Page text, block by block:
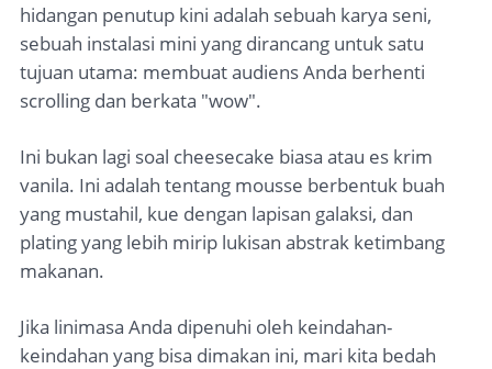
hidangan penutup kini adalah sebuah karya seni,
sebuah instalasi mini yang dirancang untuk satu
tujuan utama: membuat audiens Anda berhenti
scrolling dan berkata "wow".
Ini bukan lagi soal cheesecake biasa atau es krim
vanila. Ini adalah tentang mousse berbentuk buah
yang mustahil, kue dengan lapisan galaksi, dan
plating yang lebih mirip lukisan abstrak ketimbang
makanan.
Jika linimasa Anda dipenuhi oleh keindahan-
keindahan yang bisa dimakan ini, mari kita bedah